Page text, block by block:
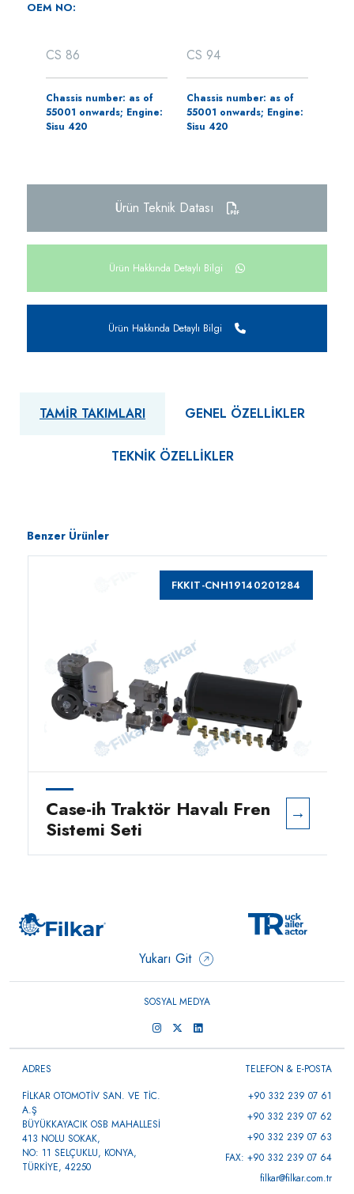
OEM NO:
CS 86
Chassis number: as of
55001 onwards; Engine:
Sisu 420
CS 94
Chassis number: as of
55001 onwards; Engine:
Sisu 420
Ürün Teknik Datası
Ürün Hakkında Detaylı Bilgi
Ürün Hakkında Detaylı Bilgi
TAMIR TAKIMLARI GENEL ÖZELLIKLER
TEKNIK ÖZELLIKLER
Benzer Ürünler
FKKIT-CNH19140201284
Case-ih Traktör Havalı Fren
Sistemi Seti
→
Yukarı Git
SOSYAL MEDYA
ADRES
FİLKAR OTOMOTİV SAN. VE TİC.
A.Ş
BÜYÜKKAYACIK OSB MAHALLESİ
413 NOLU SOKAK,
NO: 11 SELÇUKLU, KONYA,
TÜRKİYE, 42250
TELEFON & E-POSTA
+90 332 239 07 61
+90 332 239 07 62
+90 332 239 07 63
FAX: +90 332 239 07 64
filkar@filkar.com.tr